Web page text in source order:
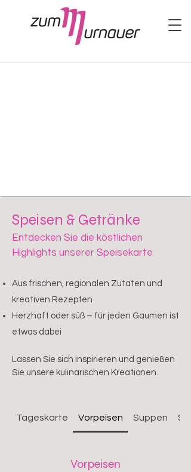
Speisen & Getränke
Entdecken Sie die köstlichen
Highlights unserer Speisekarte
Aus frischen, regionalen Zutaten und
kreativen Rezepten
Herzhaft oder süß – für jeden Gaumen ist
etwas dabei
Lassen Sie sich inspirieren und genießen
Sie unsere kulinarischen Kreationen.
Tageskarte Vorpeisen Suppen
Vorpeisen